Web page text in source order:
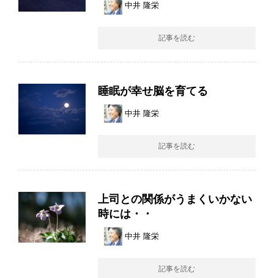
中井 隆栄
記事を読む
睡眠が幸せ脳を育てる
中井 隆栄
記事を読む
上司との関係がうまくいかない
時には・・
中井 隆栄
記事を読む